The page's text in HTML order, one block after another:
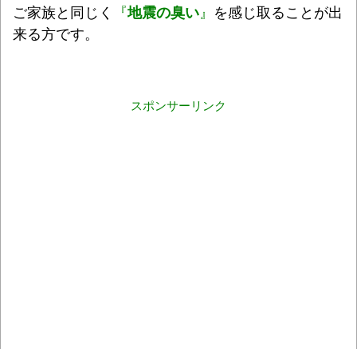
ご家族と同じく
『地震の臭い 』 を感じ取ることが出
来る方です。
スポンサーリンク